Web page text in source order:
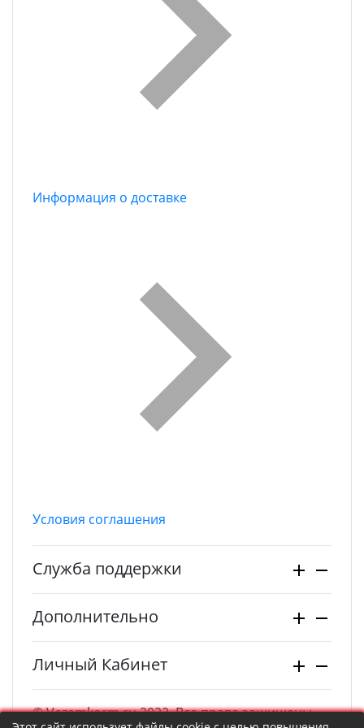
Информация о доставке
Условия соглашения
Служба поддержки
Дополнительно
Личный Кабинет
© Vezemkorm.ru 2022. Все права защищены.